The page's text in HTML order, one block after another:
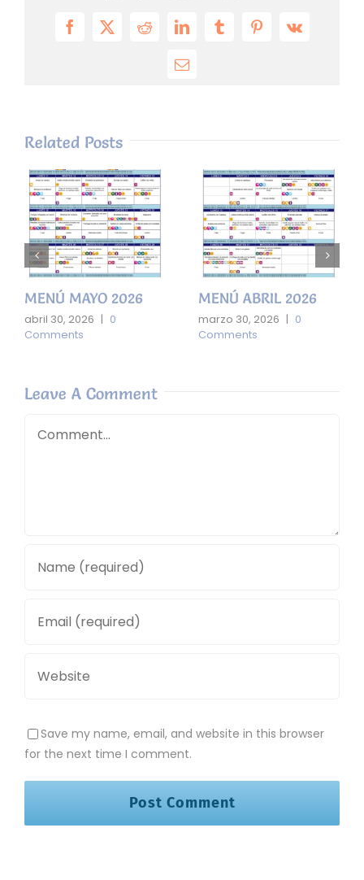
Facebook
X RedditLinkedInTumblrPinterest
Vk
Email
Related Posts
MENÚ MAYO 2026
abril 30, 2026 | 0
Comments
MENÚ ABRIL 2026
marzo 30, 2026 | 0
Comments
Leave A Comment
Save my name, email, and website in this browser
for the next time I comment.